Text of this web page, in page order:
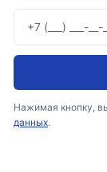
Нажимая кнопку,
данных.